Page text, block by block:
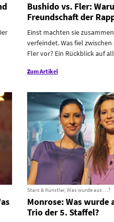
Bushido vs. Fler:
Freundschaft der
Einst machten sie
verfeindet. Was fiel
Fler vor? Ein Rückblick auf
Zum Artikel
Stars & Künstler, Was wurde aus …?
Monrose: Was wurde
Trio der 5. Staffel?